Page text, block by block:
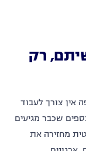
רק
אין צורך לעבוד
שכבר מגיעים
מחזירה את